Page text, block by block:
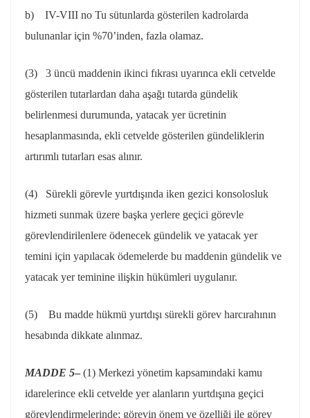
b) IV-VIII no Tu sütunlarda gösterilen kadrolarda
bulunanlar için %70’inden, fazla olamaz.
(3) 3 üncü maddenin ikinci fıkrası uyarınca ekli cetvelde
gösterilen tutarlardan daha aşağı tutarda gündelik
belirlenmesi durumunda, yatacak yer ücretinin
hesaplanmasında, ekli cetvelde gösterilen gündeliklerin
artırımlı tutarları esas alınır.
(4) Sürekli görevle yurtdışında iken gezici konsolosluk
hizmeti sunmak üzere başka yerlere geçici görevle
görevlendirilenlere ödenecek gündelik ve yatacak yer
temini için yapılacak ödemelerde bu maddenin gündelik ve
yatacak yer teminine ilişkin hükümleri uygulanır.
(5) Bu madde hükmü yurtdışı sürekli görev harcırahının
hesabında dikkate alınmaz.
MADDE 5– (1) Merkezi yönetim kapsamındaki kamu
idarelerince ekli cetvelde yer alanların yurtdışına geçici
görevlendirmelerinde; görevin önem ve özelliği ile görev